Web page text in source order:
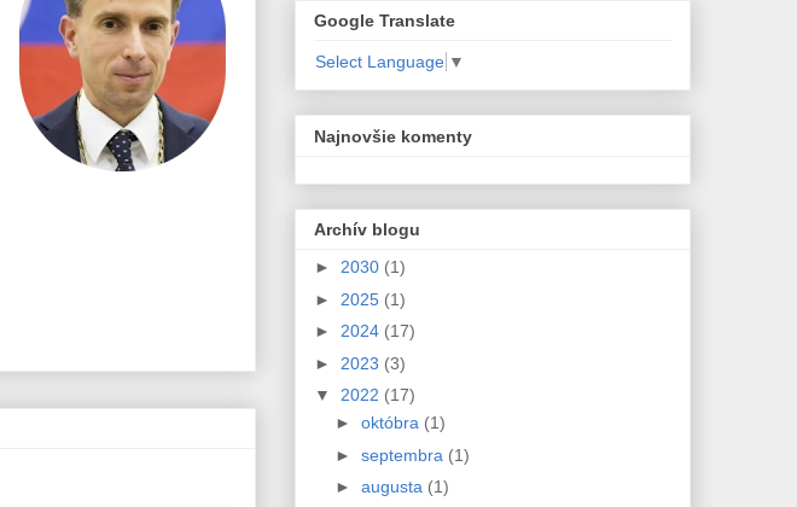
Google Translate
Select Language ▼
Najnovšie komenty
Archív blogu
► 2030 (1)
► 2025 (1)
► 2024 (17)
► 2023 (3)
▼ 2022 (17)
► októbra (1)
► septembra (1)
► augusta (1)